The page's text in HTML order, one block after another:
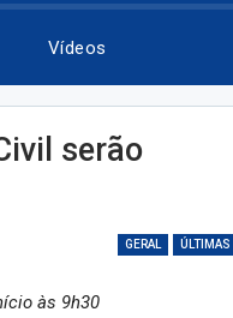
Vídeos
serão
GERAL ÚLTIMAS
às 9h30